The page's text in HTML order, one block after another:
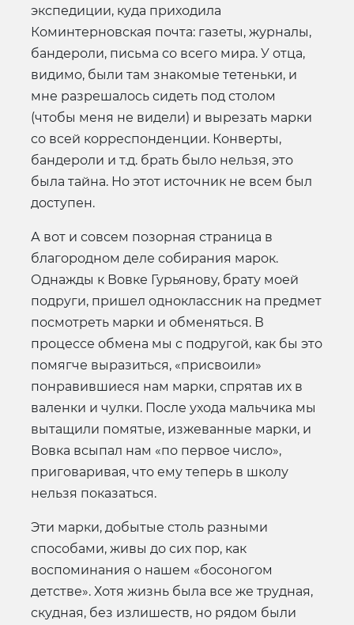
экспедиции, куда приходила
Коминтерновская почта: газеты, журналы,
бандероли, письма со всего мира. У отца,
видимо, были там знакомые тетеньки, и
мне разрешалось сидеть под столом
(чтобы меня не видели) и вырезать марки
со всей корреспонденции. Конверты,
бандероли и т.д. брать было нельзя, это
была тайна. Но этот источник не всем был
доступен.
А вот и совсем позорная страница в
благородном деле собирания марок.
Однажды к Вовке Гурьянову, брату моей
подруги, пришел одноклассник на предмет
посмотреть марки и обменяться. В
процессе обмена мы с подругой, как бы это
помягче выразиться, «присвоили»
понравившиеся нам марки, спрятав их в
валенки и чулки. После ухода мальчика мы
вытащили помятые, изжеванные марки, и
Вовка всыпал нам «по первое число»,
приговаривая, что ему теперь в школу
нельзя показаться.
Эти марки, добытые столь разными
способами, живы до сих пор, как
воспоминания о нашем «босоногом
детстве». Хотя жизнь была все же трудная,
скудная, без излишеств, но рядом были